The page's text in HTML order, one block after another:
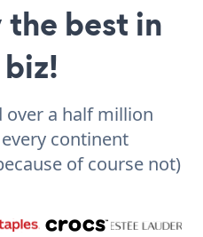
best in
over a half million
continent
of course not)